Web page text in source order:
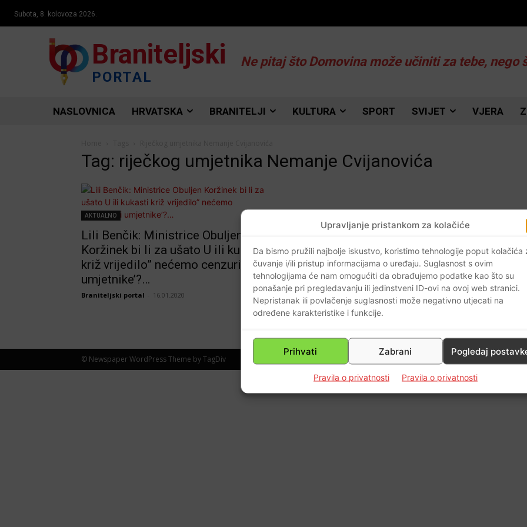
Upravljanje pristankom za kolačiće
Da bismo pružili najbolje iskustvo, koristimo tehnologije poput kolačića
čuvanje i/ili pristup informacijama o uređaju. Suglasnost s ovim
tehnologijama će nam omogućiti da obrađujemo podatke kao što su
ponašanje pri pregledavanju ili jedinstveni ID-ovi na ovoj web stranici.
Nepristanak ili povlačenje suglasnosti može negativno utjecati na
određene karakteristike i funkcije.
Prihvati Zabrani Pogledaj
Pravila o privatnosti Pravila o privatnosti
Subota, 8. kolovoza 2026.
Braniteljski
PORTAL
Ne pitaj što Domovina može učiniti za tebe, nego
NASLOVNICA HRVATSKA BRANITELJI KULTURA SPORT SVIJET VJERA
Tag: riječkog umjetnika Nemanje Cvijanovića
AKTUALNO
Lili Benčik: Ministrice Obuljen
Koržinek bi li za ušato U ili kukasti
križ vrijedilo” nećemo cenzurirati
umjetnike’?…
Braniteljski portal 16.01.2020
© Newspaper WordPress Theme by TagDiv